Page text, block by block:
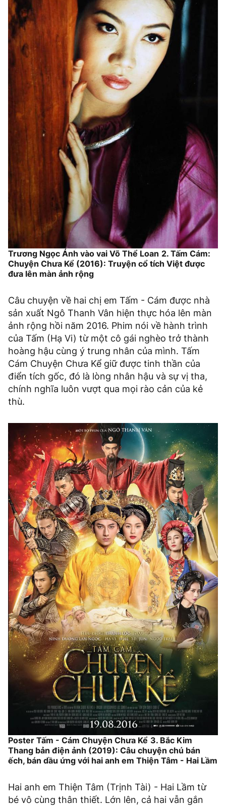
Trương Ngọc Ánh vào vai Võ Thể Loan 2. Tấm Cám:
Chuyện Chưa Kể (2016): Truyện cổ tích Việt được
đưa lên màn ảnh rộng
Câu chuyện về hai chị em Tấm - Cám được nhà
sản xuất Ngô Thanh Vân hiện thực hóa lên màn
ảnh rộng hồi năm 2016. Phim nói về hành trình
của Tấm (Hạ Vi) từ một cô gái nghèo trở thành
hoàng hậu cùng ý trung nhân của mình. Tấm
Cám Chuyện Chưa Kể giữ được tinh thần của
điển tích gốc, đó là lòng nhân hậu và sự vị tha,
chính nghĩa luôn vượt qua mọi rào cản của kẻ
thù.
Poster Tấm - Cám Chuyện Chưa Kể 3. Bắc Kim
Thang bản điện ảnh (2019): Câu chuyện chú bán
ếch, bán dầu ứng với hai anh em Thiện Tâm - Hai Lầm
Hai anh em Thiện Tâm (Trịnh Tài) - Hai Lầm từ
bé vô cùng thân thiết. Lớn lên, cả hai vẫn gắn